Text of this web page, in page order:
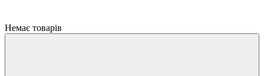
Немає товарів